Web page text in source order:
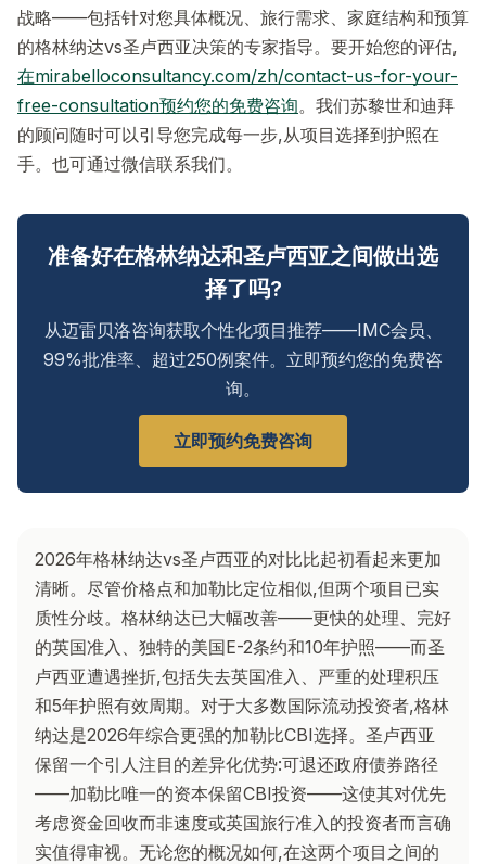
战略——包括针对您具体概况、旅行需求、家庭结构和预算
的格林纳达vs圣卢西亚决策的专家指导。要开始您的评估,
在mirabelloconsultancy.com/zh/contact-us-for-your-
free-consultation预约您的免费咨询。我们苏黎世和迪拜
的顾问随时可以引导您完成每一步,从项目选择到护照在
手。也可通过微信联系我们。
准备好在格林纳达和圣卢西亚之间做出选
择了吗?
从迈雷贝洛咨询获取个性化项目推荐——IMC会员、
99%批准率、超过250例案件。立即预约您的免费咨
询。
立即预约免费咨询
2026年格林纳达vs圣卢西亚的对比比起初看起来更加
清晰。尽管价格点和加勒比定位相似,但两个项目已实
质性分歧。格林纳达已大幅改善——更快的处理、完好
的英国准入、独特的美国E-2条约和10年护照——而圣
卢西亚遭遇挫折,包括失去英国准入、严重的处理积压
和5年护照有效周期。对于大多数国际流动投资者,格林
纳达是2026年综合更强的加勒比CBI选择。圣卢西亚
保留一个引人注目的差异化优势:可退还政府债券路径
——加勒比唯一的资本保留CBI投资——这使其对优先
考虑资金回收而非速度或英国旅行准入的投资者而言确
实值得审视。无论您的概况如何,在这两个项目之间的